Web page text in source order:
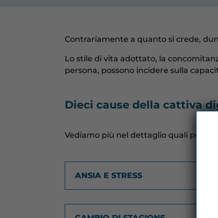
Contrariamente a quanto si crede,
Lo stile di vita adottato, la
persona, possono incidere sulla
Dieci cause della cattiva
Vediamo più nel dettaglio quali
ANSIA E STRESS